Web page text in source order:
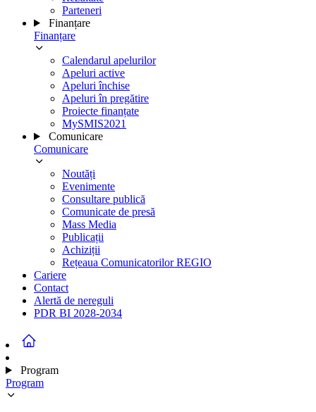
Parteneri
Finanțare
Finanțare
Calendarul apelurilor
Apeluri active
Apeluri închise
Apeluri în pregătire
Proiecte finanțate
MySMIS2021
Comunicare
Comunicare
Noutăți
Evenimente
Consultare publică
Comunicate de presă
Mass Media
Publicații
Achiziții
Rețeaua Comunicatorilor REGIO
Cariere
Contact
Alertă de nereguli
PDR BI 2028-2034
Program
Program